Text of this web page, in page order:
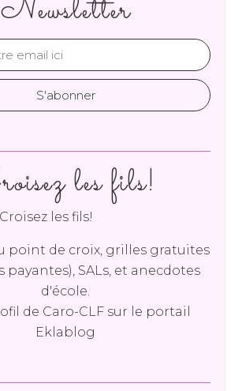
Newsletter
les fils!
point de croix, grilles gratuites
payantes), SALs, et anecdotes
d'école.
de Caro-CLFsur le portail
Eklablog